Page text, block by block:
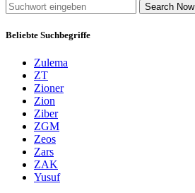
Search Now
Beliebte Suchbegriffe
Zulema
ZT
Zioner
Zion
Ziber
ZGM
Zeos
Zars
ZAK
Yusuf